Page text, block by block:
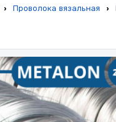
› Проволока вязальная ›